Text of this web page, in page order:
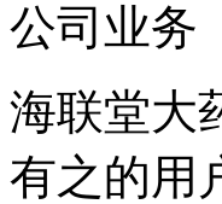
公司业务
海联堂大
有之的用